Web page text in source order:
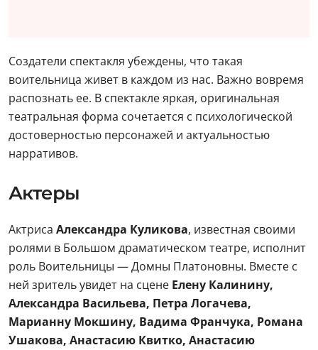
Создатели спектакля убеждены, что такая
воительница живет в каждом из нас. Важно вовремя
распознать ее. В спектакле яркая, оригинальная
театральная форма сочетается с психологической
достоверностью персонажей и актуальностью
нарративов.
Актеры
Актриса Александра Куликова, известная своими
ролями в Большом драматическом театре, исполнит
роль Воительницы — Домны Платоновны. Вместе с
ней зритель увидет на сцене Елену Калинину,
Александра Васильева, Петра Логачева,
Марианну Мокшину, Вадима Франчука, Романа
Ушакова, Анастасию Квитко, Анастасию